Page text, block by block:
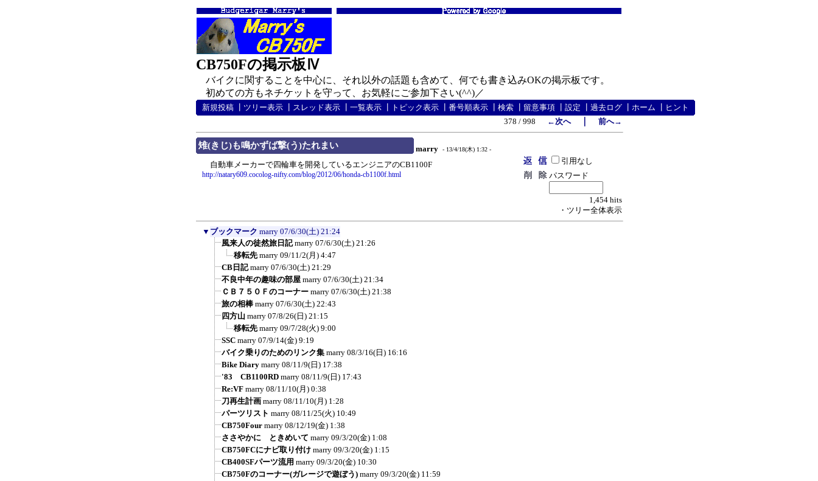
CB750Fの掲示板Ⅳ
バイクに関することを中心に、それ以外の話題も含めて、何でも書き込みOKの掲示板です。
初めての方もネチケットを守って、お気軽にご参加下さい(^^)／
新規投稿 ツリー表示 スレッド表示 一覧表示 トピック表示 番号順表示 検索 留意事項 設定 過去ログ ホーム
ヒント
378 / 998
←次へ｜ 前へ→
雉(きじ)も鳴かずば撃(う)たれまい marry - 13/4/18(木) 1:32 -
自動車メーカーで四輪車を開発しているエンジニアのCB1100F
http://natary609.cocolog-nifty.com/blog/2012/06/honda-cb1100f.html
引用なし
パスワード
1,454 hits
・ツリー全体表示
▼ ブックマーク marry 07/6/30(土) 21:24
風来人の徒然旅日記 marry 07/6/30(土) 21:26
移転先 marry 09/11/2(月) 4:47
CB日記 marry 07/6/30(土) 21:29
不良中年の趣味の部屋 marry 07/6/30(土) 21:34
ＣＢ７５０Ｆのコーナー marry 07/6/30(土) 21:38
旅の相棒 marry 07/6/30(土) 22:43
四方山 marry 07/8/26(日) 21:15
移転先 marry 09/7/28(火) 9:00
SSC marry 07/9/14(金) 9:19
バイク乗りのためのリンク集 marry 08/3/16(日) 16:16
Bike Diary marry 08/11/9(日) 17:38
'83 CB1100RD marry 08/11/9(日) 17:43
Re:VF marry 08/11/10(月) 0:38
刀再生計画 marry 08/11/10(月) 1:28
パーツリスト marry 08/11/25(火) 10:49
CB750Four marry 08/12/19(金) 1:38
ささやかに ときめいて marry 09/3/20(金) 1:08
CB750FCにナビ取り付け marry 09/3/20(金) 1:15
CB400SFパーツ流用 marry 09/3/20(金) 10:30
CB750Fのコーナー(ガレージで遊ぼう) marry 09/3/20(金) 11:59